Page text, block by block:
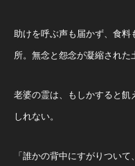
助けを呼ぶ声も届かず、食
所。無念と怨念が凝縮された
老婆の霊は、もしかすると飢
しれない。
「誰かの背中にすがりつい